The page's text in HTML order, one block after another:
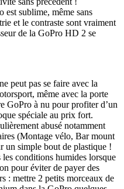
est sublime, même sans
et le contraste sont vraiment
de la GoPro HD 2 se
peut pas se faire avec la
même avec la porte
GoPro à nu pour profiter d’un
spéciale au prix fort.
abusé notamment
(Montage vélo, Bar mount
un simple bout de plastique !
les conditions humides lorsque
pour éviter de payer des
: mettre 2 petits morceaux de